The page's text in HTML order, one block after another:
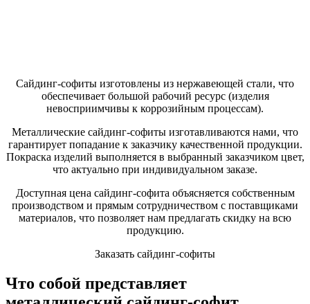
Сайдинг-софиты изготовлены из нержавеющей стали, что
обеспечивает большой рабочий ресурс (изделия
невосприимчивы к коррозийным процессам).
Металлические сайдинг-софиты изготавливаются нами, что
гарантирует попадание к заказчику качественной продукции.
Покраска изделий выполняется в выбранный заказчиком цвет,
что актуально при индивидуальном заказе.
Доступная цена сайдинг-софита объясняется собственным
производством и прямым сотрудничеством с поставщиками
материалов, что позволяет нам предлагать скидку на всю
продукцию.
Заказать сайдинг-софиты
Что собой представляет